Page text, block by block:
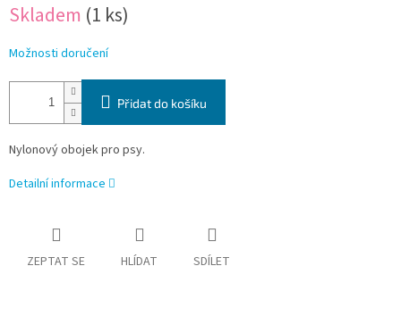
cena:
Skladem (1 ks)
Možnosti doručení
Přidat do košíku
Nylonový obojek pro psy.
Detailní informace
ZEPTAT SE HLÍDAT SDÍLET